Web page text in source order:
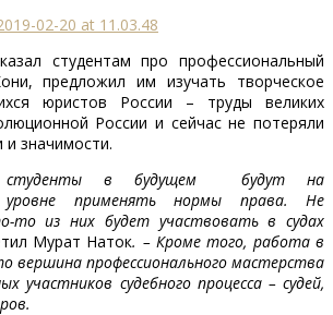
студентам про профессиональный
предложил им изучать творческое
юристов России – труды великих
России и сейчас не потеряли
и значимости.
студенты в будущем будут на
уровне применять нормы права. Не
то из них будет участвовать в судах
Мурат Наток. – Кроме того, работа в
вершина профессионального мастерства
участников судебного процесса – судей,